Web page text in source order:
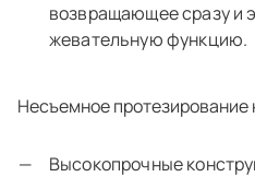
возвращающее сразу и
жевательную функцию.
Несъемное протезирование
Высокопрочные